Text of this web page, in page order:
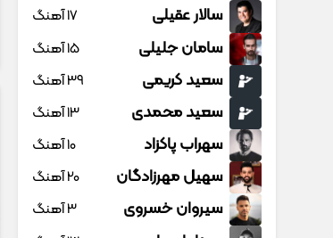
سالار عقیلی 17 آهنگ
سامان جلیلی 15 آهنگ
سعید کریمی 39 آهنگ
سعید محمدی 13 آهنگ
سهراب پاکزاد 10 آهنگ
سهیل مهرزادگان 20 آهنگ
سیروان خسروی 3 آهنگ